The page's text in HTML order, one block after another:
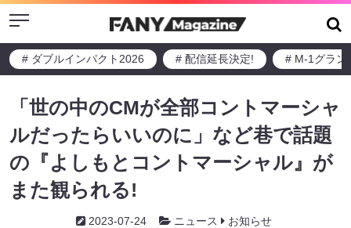
Menu
# ダブルインパクト2026 # 配信延長決定! # M-1グラン
「世の中のCMが全部コントマーシャ
ルだったらいいのに」など巷で話題
の『よしもとコントマーシャル』が
また観られる!
2023-07-24 ニュース お知らせ